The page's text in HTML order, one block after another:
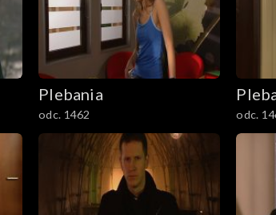
Plebania
odc. 1462 odc.